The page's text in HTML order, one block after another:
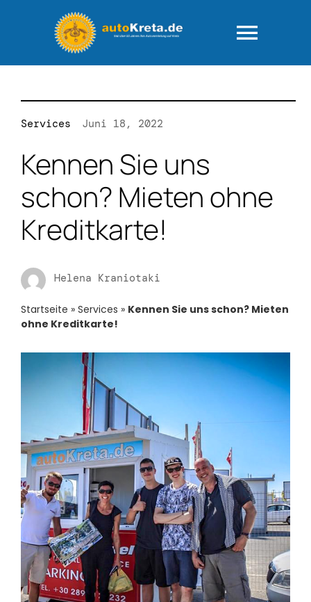
Persönliche
Services Juni 18, 2022
Kennen Sie uns
schon? Mieten ohne
Kreditkarte!
Helena Kraniotaki
Startseite » Services » Kennen Sie uns schon? Mieten
ohne Kreditkarte!